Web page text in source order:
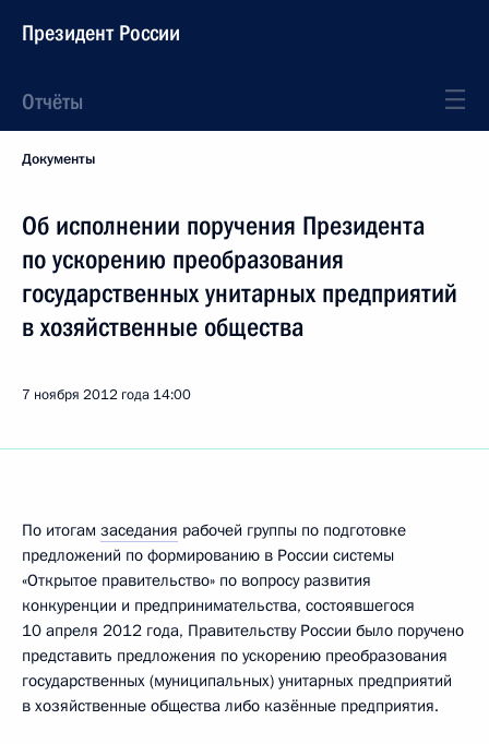
Президент России
Отчёты
Документы
Об исполнении поручения Президента
по ускорению преобразования
государственных унитарных предприятий
в хозяйственные общества
7 ноября 2012 года 14:00
По итогам заседания рабочей группы по подготовке
предложений по формированию в России системы
«Открытое правительство» по вопросу развития
конкуренции и предпринимательства, состоявшегося
10 апреля 2012 года, Правительству России было поручено
представить предложения по ускорению преобразования
государственных (муниципальных) унитарных предприятий
в хозяйственные общества либо казённые предприятия.